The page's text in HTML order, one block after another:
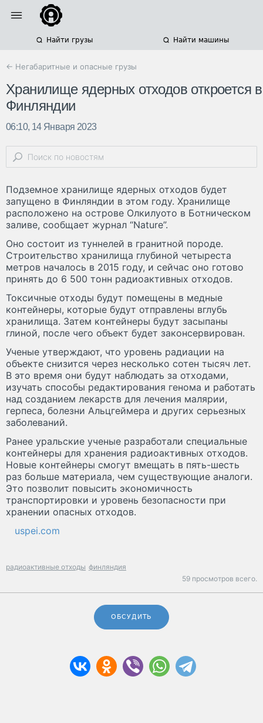
Найти грузы Найти машины
← Негабаритные и опасные грузы
Хранилище ядерных отходов откроется в
Финляндии
06:10, 14 Января 2023
Подземное хранилище ядерных отходов будет
запущено в Финляндии в этом году. Хранилище
расположено на острове Олкилуото в Ботническом
заливе, сообщает журнал “Nature”.
Оно состоит из туннелей в гранитной породе.
Строительство хранилища глубиной четыреста
метров началось в 2015 году, и сейчас оно готово
принять до 6 500 тонн радиоактивных отходов.
Токсичные отходы будут помещены в медные
контейнеры, которые будут отправлены вглубь
хранилища. Затем контейнеры будут засыпаны
глиной, после чего объект будет законсервирован.
Ученые утверждают, что уровень радиации на
объекте снизится через несколько сотен тысяч лет.
В это время они будут наблюдать за отходами,
изучать способы редактирования генома и работать
над созданием лекарств для лечения малярии,
герпеса, болезни Альцгеймера и других серьезных
заболеваний.
Ранее уральские ученые разработали специальные
контейнеры для хранения радиоактивных отходов.
Новые контейнеры смогут вмещать в пять-шесть
раз больше материала, чем существующие аналоги.
Это позволит повысить экономичность
транспортировки и уровень безопасности при
хранении опасных отходов.
uspei.com
радиоактивные отходы финляндия
59 просмотров всего.
ОБСУДИТЬ